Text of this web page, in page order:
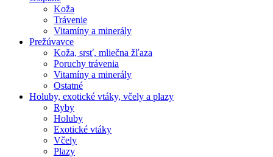
Koža
Trávenie
Vitamíny a minerály
Prežúvavce
Koža, srsť, mliečna žľaza
Poruchy trávenia
Vitamíny a minerály
Ostatné
Holuby, exotické vtáky, včely a plazy
Ryby
Holuby
Exotické vtáky
Včely
Plazy